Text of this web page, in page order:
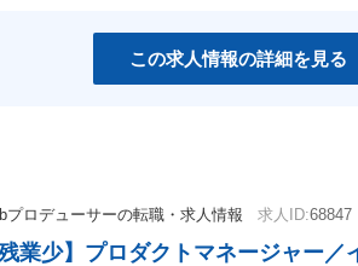
この求人情報の詳細を見る
プロデューサーの転職・求人情報 求人ID:68847
残業少】プロダクトマネージャー